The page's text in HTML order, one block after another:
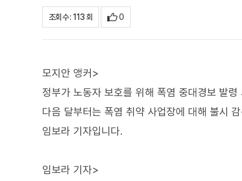
조회수 : 113 회 0
모지안 앵커>
정부가 노동자 보호를 위해 폭염 중대경보 발
다음 달부터는 폭염 취약 사업장에 대해 불시
임보라 기자입니다.
임보라 기자>